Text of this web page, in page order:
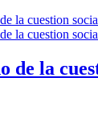
de la